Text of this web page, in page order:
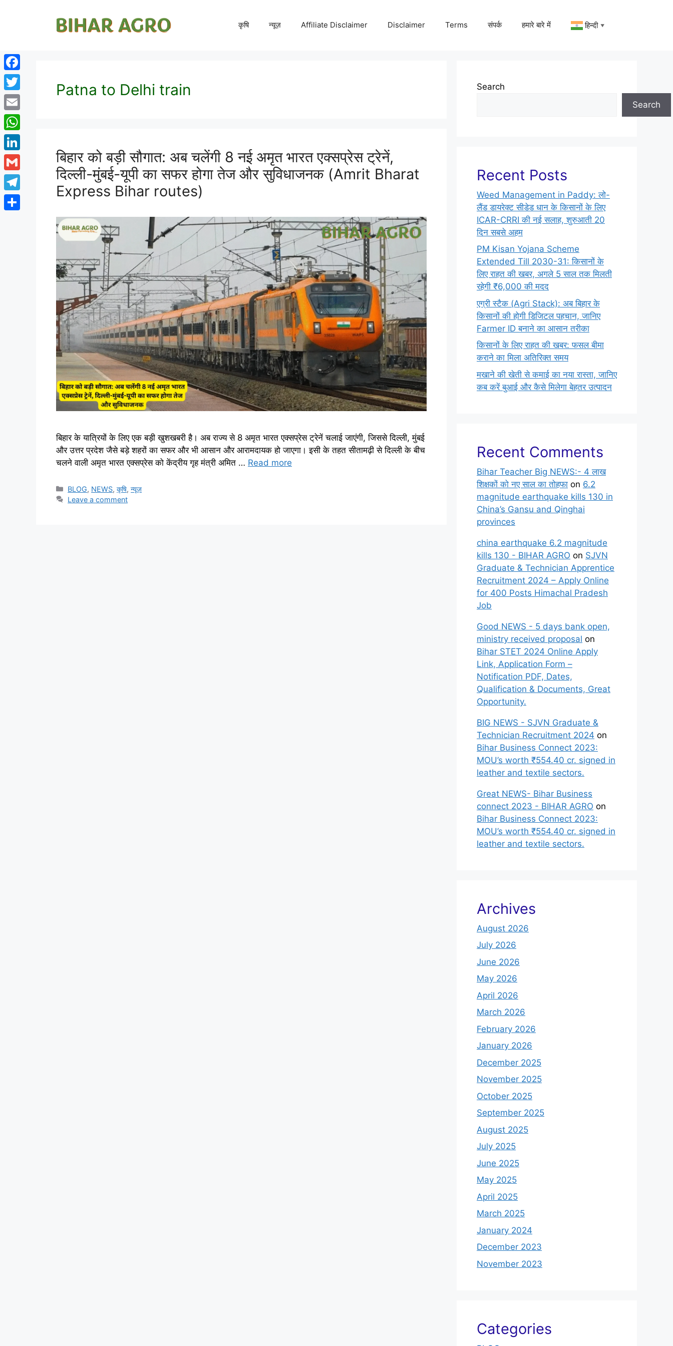
कृषि न्यूज़ Affiliate Disclaimer Disclaimer Terms संपर्क हमारे बारे में हिन्दी ▼
Patna to Delhi train
बिहार को बड़ी सौगात: अब चलेंगी 8 नई अमृत भारत एक्सप्रेस ट्रेनें,
दिल्ली-मुंबई-यूपी का सफर होगा तेज और सुविधाजनक (Amrit Bharat
Express Bihar routes)
बिहार के यात्रियों के लिए एक बड़ी खुशखबरी है। अब राज्य से 8 अमृत भारत एक्सप्रेस ट्रेनें चलाई जाएंगी, जिससे दिल्ली, मुंबई
और उत्तर प्रदेश जैसे बड़े शहरों का सफर और भी आसान और आरामदायक हो जाएगा। इसी के तहत सीतामढ़ी से दिल्ली के बीच
चलने वाली अमृत भारत एक्सप्रेस को केंद्रीय गृह मंत्री अमित … Read more
BLOG, NEWS,कृषि,न्यूज़
Leave a comment
Search
Search
Recent Posts
Weed Management in Paddy: लो-
लैंड डायरेक्ट सीडेड धान के किसानों के लिए
ICAR-CRRI की नई सलाह, शुरुआती 20
दिन सबसे अहम
PM Kisan Yojana Scheme
Extended Till 2030-31: किसानों के
लिए राहत की खबर, अगले 5 साल तक मिलती
रहेगी ₹6,000 की मदद
एग्री स्टैक (Agri Stack): अब बिहार के
किसानों की होगी डिजिटल पहचान, जानिए
Farmer ID बनाने का आसान तरीका
किसानों के लिए राहत की खबर: फसल बीमा
कराने का मिला अतिरिक्त समय
मखाने की खेती से कमाई का नया रास्ता, जानिए
कब करें बुआई और कैसे मिलेगा बेहतर उत्पादन
Recent Comments
Bihar Teacher Big NEWS:- 4 लाख
शिक्षकों को नए साल का तोहफा on 6.2
magnitude earthquake kills 130 in
China’s Gansu and Qinghai
provinces
china earthquake 6.2 magnitude
kills 130 - BIHAR AGRO on SJVN
Graduate & Technician Apprentice
Recruitment 2024 – Apply Online
for 400 Posts Himachal Pradesh
Job
Good NEWS - 5 days bank open,
ministry received proposal on
Bihar STET 2024 Online Apply
Link, Application Form –
Notification PDF, Dates,
Qualification & Documents, Great
Opportunity.
BIG NEWS - SJVN Graduate &
Technician Recruitment 2024 on
Bihar Business Connect 2023:
MOU’s worth ₹554.40 cr. signed in
leather and textile sectors.
Great NEWS- Bihar Business
connect 2023 - BIHAR AGRO on
Bihar Business Connect 2023:
MOU’s worth ₹554.40 cr. signed in
leather and textile sectors.
Archives
August 2026
July 2026
June 2026
May 2026
April 2026
March 2026
February 2026
January 2026
December 2025
November 2025
October 2025
September 2025
August 2025
July 2025
June 2025
May 2025
April 2025
March 2025
January 2024
December 2023
November 2023
Categories
Facebook
Twitter
Email
WhatsApp
LinkedIn
Gmail
Telegram